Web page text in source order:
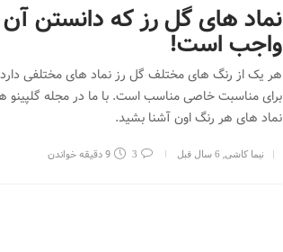
نماد های گل رز که دانستن
واجب است!
هر یک از رنگ های مختلف گل رز نماد های مختلفی
برای مناسبت خاصی مناسب است. با ما در مجله گلپینو
نماد های هر رنگ اون آشنا بشید.
نیما کاشی, 6 سال قبل 9 دقیقه خواندن